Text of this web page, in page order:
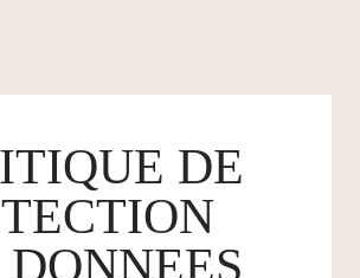
DE
DONNEES